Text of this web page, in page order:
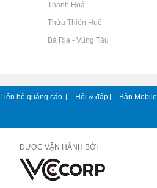
Rao vặt tại Thanh Hoá
Rao vặt tại Thừa Thiên Huế
Rao vặt tại Bà Rịa - Vũng Tàu
Liên hệ quảng cáo | Hỏi & đáp | Bản Mobile
ĐƯỢC VẬN HÀNH BỞI